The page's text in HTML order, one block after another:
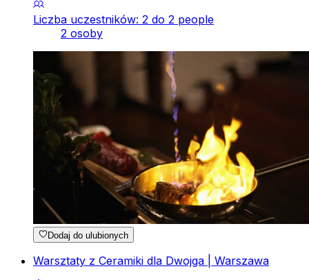
Liczba uczestników: 2 do 2 people
2 osoby
Dodaj do ulubionych
Warsztaty z Ceramiki dla Dwojga | Warszawa